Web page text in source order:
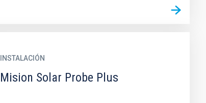
INSTALACIÓN
Mision Solar Probe Plus